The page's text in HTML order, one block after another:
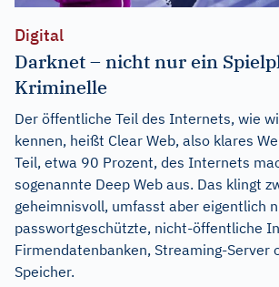
Digital
Darknet – nicht nur ein
Kriminelle
Der öffentliche Teil des Internets, wie
kennen, heißt Clear Web, also klares
Teil, etwa 90 Prozent, des Internets
sogenannte Deep Web aus. Das klingt
geheimnisvoll, umfasst aber eigentlich
passwortgeschützte, nicht-öffentliche
Firmendatenbanken, Streaming-Server
Speicher.